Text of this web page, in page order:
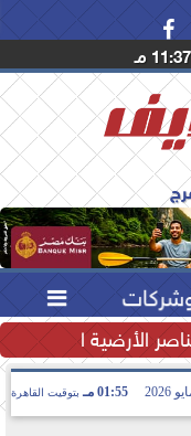

11:37 مـ

الأرضية النادرة
01:55 مـ بتوقيت القاهرة